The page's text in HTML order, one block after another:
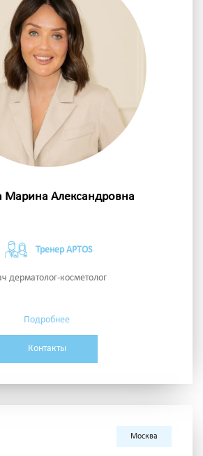
Марина Александровна
Тренер APTOS
дерматолог-косметолог
Подробнее
Контакты
Москва